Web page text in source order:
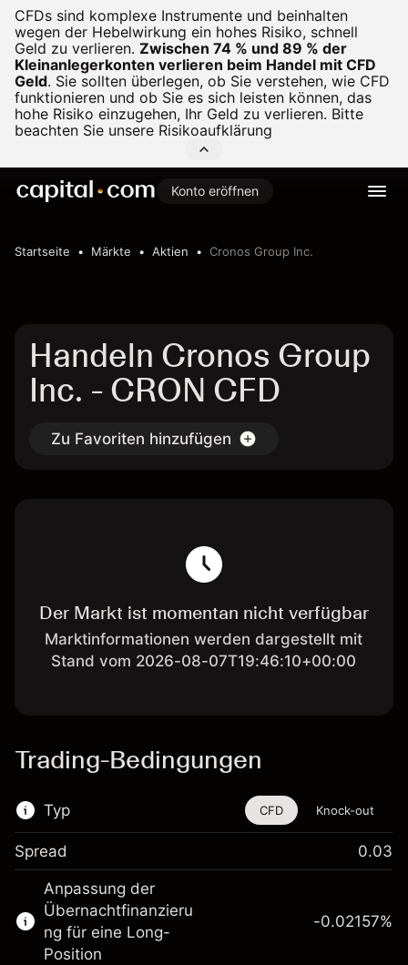
CFDs sind komplexe Instrumente und beinhalten
wegen der Hebelwirkung ein hohes Risiko, schnell
Geld zu verlieren. Zwischen 74 % und 89 % der
Kleinanlegerkonten verlieren beim Handel mit CFD
Geld. Sie sollten überlegen, ob Sie verstehen, wie CFD
funktionieren und ob Sie es sich leisten können, das
hohe Risiko einzugehen, Ihr Geld zu verlieren. Bitte
beachten Sie unsere Risikoaufklärung
Konto eröffnen
Startseite Märkte Aktien Cronos Group Inc.
Handeln Cronos Group
Inc. - CRON CFD
Zu Favoriten hinzufügen
Der Markt ist momentan nicht verfügbar
Marktinformationen werden dargestellt mit
Stand vom 2026-08-07T19:46:10+00:00
Trading-Bedingungen
Typ
Dieses Finanzinstrument steht für das Traden
über CFDs und Knock-outs zur Verfügung.
Erfahren Sie mehr über:
CFDs
CFD Knock-out
Spread 0.03
Anpassung der
Übernachtfinanzieru
ng für eine Long-
Position
-0.02157%